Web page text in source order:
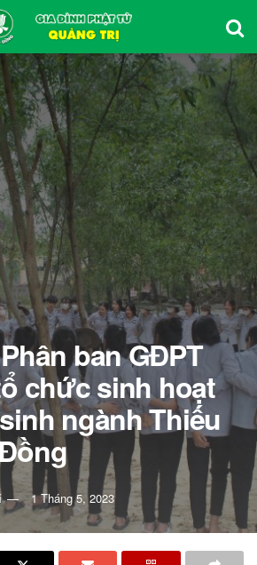
ban GĐPT
chức sinh hoạt
ngành Thiếu
1 Tháng 5, 2023